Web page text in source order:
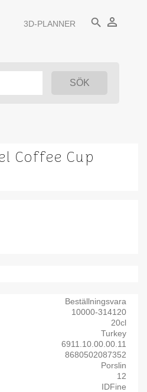
3D-PLANNER search person_outline
Coffee Cup
Beställningsvara
10000-314120
20cl
Turkey
6911.10.00.00.11
8680502087352
Porslin
12
IDFine